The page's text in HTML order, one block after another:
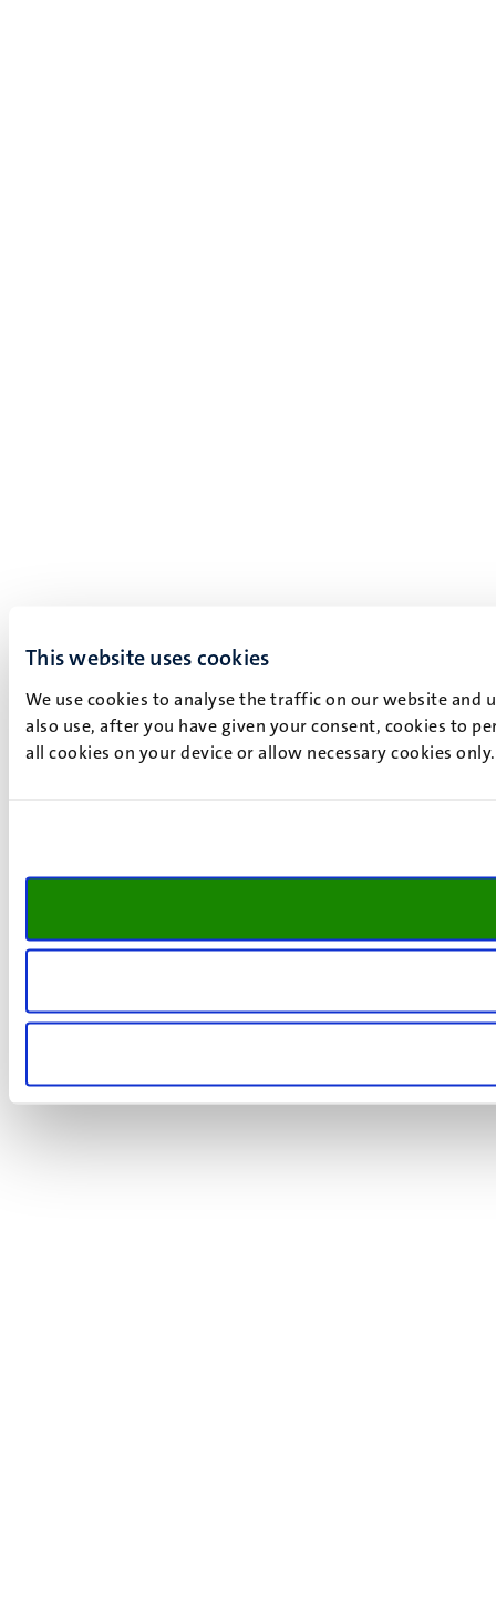
This website uses cookies
We use cookies to analyse the traffic on our website and
also use, after you have given your consent, cookies to
all cookies on your device or allow necessary cookies